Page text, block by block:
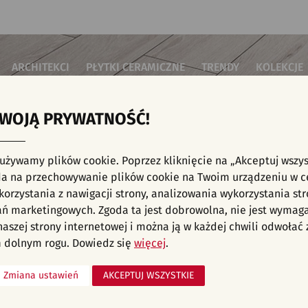
ARCHITEKCI PŁYTKI CERAMICZNE TRENDY KOLEKCJE
do sypialni
kuchenne
łazienkowe
na schody
na taras
komercyjne
Płytki ścienne
Płytki cegiełki
Płytki drewnopodobne
Płytki heksagonalne
Płytki jodełka
Płytki kamienne
Płytki kolorowe
Płytki
Płytki we
KAFELKI - NOWOŚCI, KUCHNIA, PŁYTKI
PRYWATNOŚĆ!
plików cookie. Poprzez kliknięcie na „Akceptuj
na przechowywanie plików cookie na Twoim urządzeniu w
z nawigacji strony, analizowania wykorzystania
marketingowych. Zgoda ta jest dobrowolna, nie jest
strony internetowej i można ją w każdej chwili odwołać
dolnym rogu. Dowiedz się więcej.
Zmiana ustawień AKCEPTUJ WSZYSTKIE